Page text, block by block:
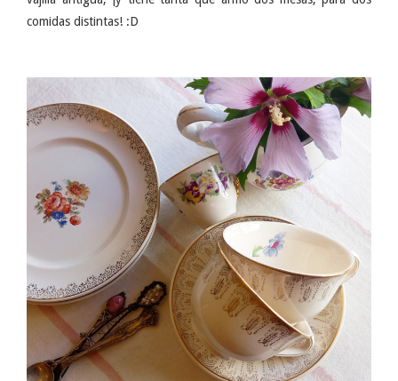
comidas distintas! :D